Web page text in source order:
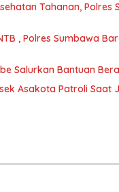
Tahanan,
, Polres Sumbawa
Salurkan Bantuan
Asakota Patroli Saat